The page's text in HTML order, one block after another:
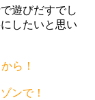
遊びだすでし
したいと思い
ら！
ンで！